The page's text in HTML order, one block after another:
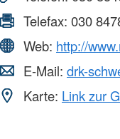
Telefax: 030
Web: http://
E-Mail: drk-
Karte: Link zur